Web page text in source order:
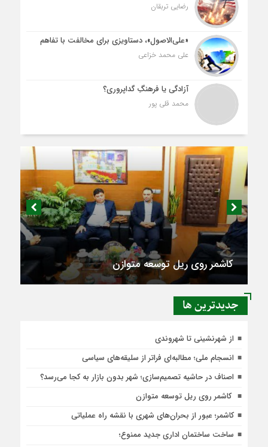
رضایی تربقان
«علی‌الاصول»، دستاویزی برای مخالفت با تفاهم
علی محمد خزاعی
آزادگی یا فرهنگِ گداپروری؟
محمد قلی پور
از شهرنشینی تا شهروندی
جديدترين ها
از شهرنشینی تا شهروندی
انسجام ملی؛ مطالبه‌ای فراتر از سلیقه‌های سیاسی
اصناف در حاشیه تصمیم‌سازی؛ شهر بدون بازار به کجا می‌رسد؟
کاشمر روی ریل توسعه متوازن
کاشمر؛ عبور از بحران‌های شهری با نقشه راه عملیاتی
ساخت ساختمان اداری جدید ممنوع؛